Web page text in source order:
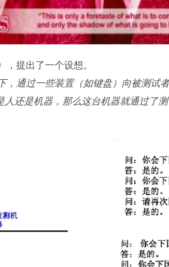
，提出了一个设想。
通过一些装置（如键盘）向被测试
还是机器，那么这台机器就通过了